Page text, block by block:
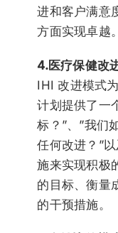
进和客户满意
方面实现卓越。
4.医疗保健改
IHI 改进模式
计划提供了一
标？”、”我们
任何改进？”
施来实现积极
的目标、衡量
的干预措施。